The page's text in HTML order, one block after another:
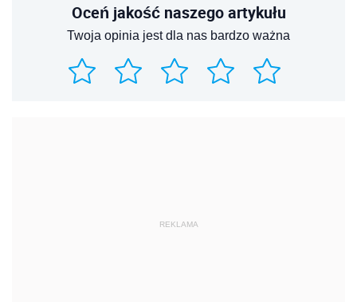
Oceń jakość naszego artykułu
Twoja opinia jest dla nas bardzo ważna
REKLAMA